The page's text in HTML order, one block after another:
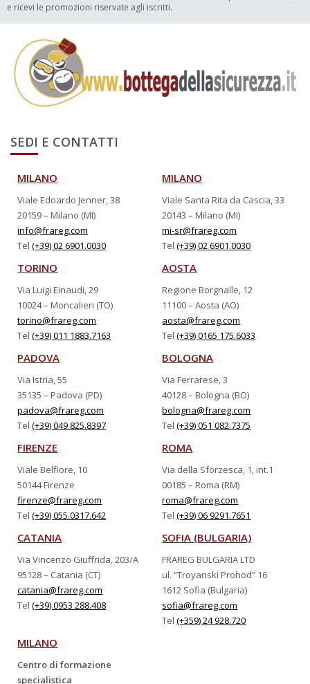
e ricevi le promozioni riservate agli iscritti.
SEDI E CONTATTI
MILANO
Viale Edoardo Jenner, 38
20159 – Milano (MI)
info@frareg.com
Tel(+39) 02 6901.0030
MILANO
Viale Santa Rita da Cascia, 33
20143 – Milano (MI)
mi-sr@frareg.com
Tel(+39) 02 6901.0030
TORINO
Via Luigi Einaudi, 29
10024 – Moncalieri (TO)
torino@frareg.com
Tel(+39) 011 1883.7163
AOSTA
Regione Borgnalle, 12
11100 – Aosta (AO)
aosta@frareg.com
Tel(+39) 0165 175.6033
PADOVA
Via Istria, 55
35135 – Padova (PD)
padova@frareg.com
Tel(+39) 049 825.8397
BOLOGNA
Via Ferrarese, 3
40128 – Bologna (BO)
bologna@frareg.com
Tel(+39) 051 082.7375
FIRENZE
Viale Belfiore, 10
50144 Firenze
firenze@frareg.com
Tel(+39) 055.0317.642
ROMA
Via della Sforzesca, 1, int.1
00185 – Roma (RM)
roma@frareg.com
Tel(+39) 06 9291.7651
CATANIA
Via Vincenzo Giuffrida, 203/A
95128 – Catania (CT)
catania@frareg.com
Tel(+39) 0953 288.408
SOFIA (BULGARIA)
FRAREG BULGARIA LTD
ul. “Troyanski Prohod” 16
1612 Sofia (Bulgaria)
sofia@frareg.com
Tel(+359) 24 928.720
MILANO
Centro di formazione
specialistica